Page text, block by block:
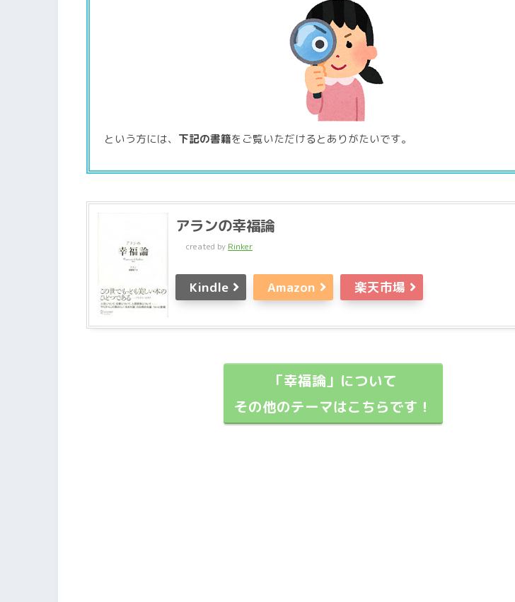
という方には、 下記の書籍をご覧いただけるとありがたいです。
アランの幸福論
created by Rinker
Kindle Amazon 楽天市場
「幸福論」について
その他のテーマはこちらです！